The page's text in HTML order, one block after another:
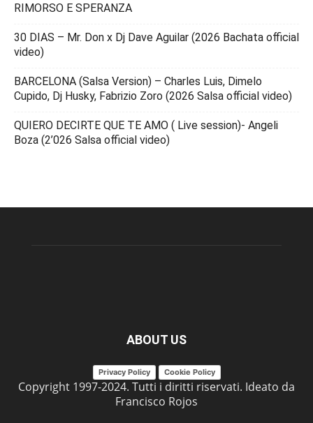
RIMORSO E SPERANZA
30 DIAS – Mr. Don x Dj Dave Aguilar (2026 Bachata official
video)
BARCELONA (Salsa Version) – Charles Luis, Dimelo
Cupido, Dj Husky, Fabrizio Zoro (2026 Salsa official video)
QUIERO DECIRTE QUE TE AMO ( Live session)- Angeli
Boza (2’026 Salsa official video)
ABOUT US
Privacy Policy Cookie Policy
Copyright 1997-2024. Tutti i diritti riservati. Ideato da
Francisco Rojos